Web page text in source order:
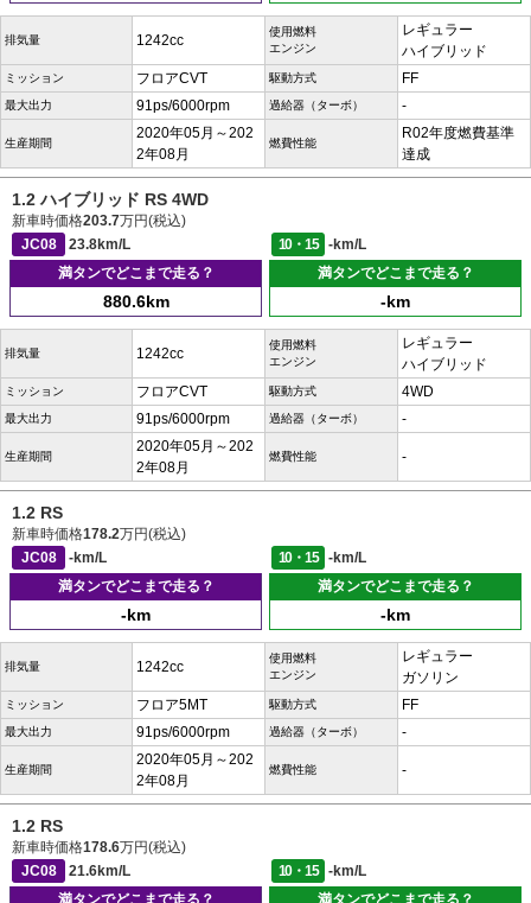
排気量 1242cc
使用燃料
エンジン
レギュラー
ハイブリッド
ミッション フロアCVT 駆動方式 FF
最大出力 91ps/6000rpm 過給器（ターボ） -
生産期間
2020年05月～202
2年08月
燃費性能
R02年度燃費基準
達成
1.2 ハイブリッド RS 4WD
新車時価格203.7万円(税込)
JC08
23.8km/L 10・15
-km/L
満タンでどこまで走る？
880.6km
満タンでどこまで走る？
-km
排気量 1242cc
使用燃料
エンジン
レギュラー
ハイブリッド
ミッション フロアCVT 駆動方式 4WD
最大出力 91ps/6000rpm 過給器（ターボ） -
生産期間
2020年05月～202
2年08月
燃費性能 -
1.2 RS
新車時価格178.2万円(税込)
JC08
-km/L 10・15
-km/L
満タンでどこまで走る？
-km
満タンでどこまで走る？
-km
排気量 1242cc
使用燃料
エンジン
レギュラー
ガソリン
ミッション フロア5MT 駆動方式 FF
最大出力 91ps/6000rpm 過給器（ターボ） -
生産期間
2020年05月～202
2年08月
燃費性能 -
1.2 RS
新車時価格178.6万円(税込)
JC08
21.6km/L 10・15
-km/L